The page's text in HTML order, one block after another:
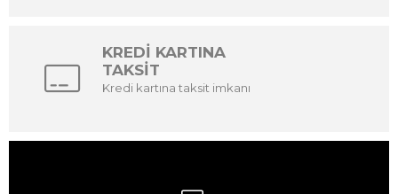
KREDİ KARTINA
TAKSİT
Kredi kartına taksit imkanı